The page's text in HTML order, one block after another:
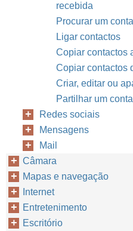
recebida
Procurar um
Ligar contactos
Copiar contactos
Copiar contactos
Criar, editar ou
Partilhar um
Redes sociais
Mensagens
Mail
Câmara
Mapas e navegação
Internet
Entretenimento
Escritório